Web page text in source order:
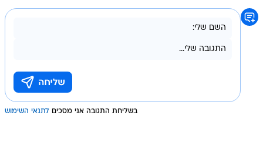
בשליחת התגובה אני מסכים לתנאי השימוש